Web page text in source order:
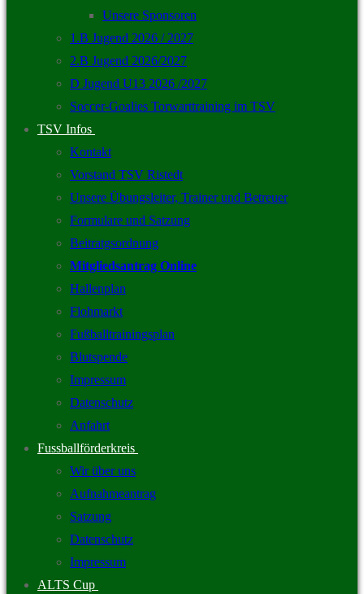
Unsere Sponsoren
1.B Jugend 2026 / 2027
2.B Jugend 2026/2027
D Jugend U13 2026 /2027
Soccer-Goalies Torwarttraining im TSV
TSV Infos
Kontakt
Vorstand TSV Ristedt
Unsere Übungsleiter, Trainer und Betreuer
Formulare und Satzung
Beitratgsordnung
Mitgliedsantrag Online
Hallenplan
Flohmarkt
Fußballtrainingsplan
Blutspende
Impressum
Datenschutz
Anfahrt
Fussballförderkreis
Wir über uns
Aufnahmeantrag
Satzung
Datenschutz
Impressum
ALTS Cup